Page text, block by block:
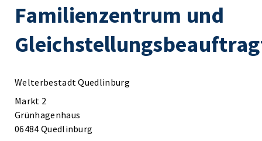
Familienzentrum und
Welterbestadt Quedlinburg
Markt 2
Grünhagenhaus
06484 Quedlinburg